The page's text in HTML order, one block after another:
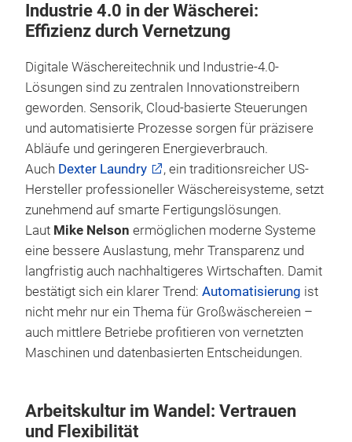
Industrie 4.0 in der Wäscherei:
Effizienz durch Vernetzung
Digitale Wäschereitechnik und Industrie-4.0-
Lösungen sind zu zentralen Innovationstreibern
geworden. Sensorik, Cloud-basierte Steuerungen
und automatisierte Prozesse sorgen für präzisere
Abläufe und geringeren Energieverbrauch.
Auch Dexter Laundry
, ein traditionsreicher US-
Hersteller professioneller Wäschereisysteme, setzt
zunehmend auf smarte Fertigungslösungen.
Laut Mike Nelson ermöglichen moderne Systeme
eine bessere Auslastung, mehr Transparenz und
langfristig auch nachhaltigeres Wirtschaften. Damit
bestätigt sich ein klarer Trend: Automatisierung ist
nicht mehr nur ein Thema für Großwäschereien –
auch mittlere Betriebe profitieren von vernetzten
Maschinen und datenbasierten Entscheidungen.
Arbeitskultur im Wandel: Vertrauen
und Flexibilität